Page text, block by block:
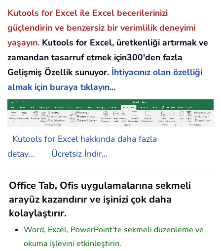
Kutools for Excel ile Excel becerilerinizi
güçlendirin ve benzersiz bir verimlilik deneyimi
yaşayın. Kutools for Excel, üretkenliği artırmak ve
zamandan tasarruf etmek için300'den fazla
Gelişmiş Özellik sunuyor. İhtiyacınız olan özelliği
almak için buraya tıklayın...
Kutools for Excel hakkında daha fazla
detay...
Ücretsiz İndir...
Office Tab, Ofis uygulamalarına sekmeli
arayüz kazandırır ve işinizi çok daha
kolaylaştırır.
Word, Excel, PowerPoint'te sekmeli düzenleme ve
okuma işlevini etkinleştirin.